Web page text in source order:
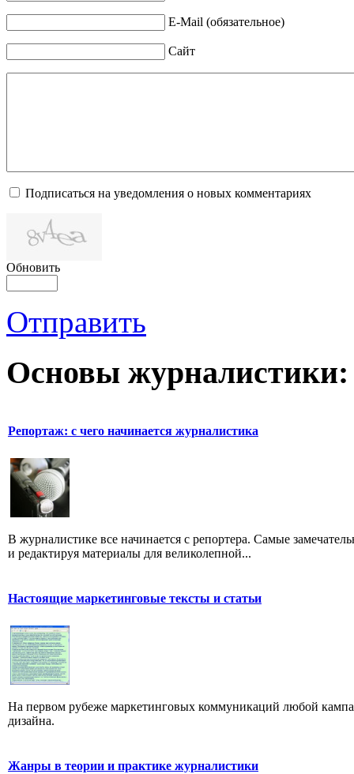
E-Mail (обязательное)
Сайт
Подписаться на уведомления о новых комментариях
Обновить
Отправить
Основы журналистики:
Репортаж: с чего начинается журналистика
В журналистике все начинается с репортера. Самые
и редактируя материалы для великолепной...
Настоящие маркетинговые тексты и статьи
На первом рубеже маркетинговых коммуникаций любой
дизайна.
Жанры в теории и практике журналистики